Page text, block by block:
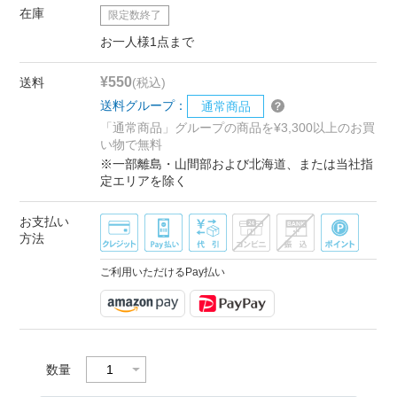
在庫 限定数終了
お一人様1点まで
送料 ¥550(税込)
送料グループ：
通常商品
「通常商品」グループの商品を¥3,300以上のお買
い物で無料
※一部離島・山間部および北海道、または当社指
定エリアを除く
お支払い
方法
ご利用いただけるPay払い
数量